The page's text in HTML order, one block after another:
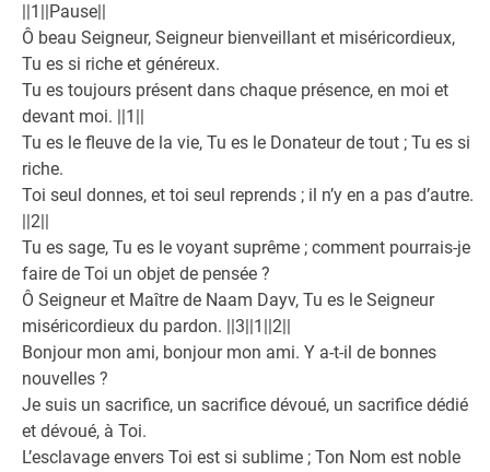
||1||Pause||
Ô beau Seigneur, Seigneur bienveillant et miséricordieux,
Tu es si riche et généreux.
Tu es toujours présent dans chaque présence, en moi et
devant moi. ||1||
Tu es le fleuve de la vie, Tu es le Donateur de tout ; Tu es si
riche.
Toi seul donnes, et toi seul reprends ; il n’y en a pas d’autre.
||2||
Tu es sage, Tu es le voyant suprême ; comment pourrais-je
faire de Toi un objet de pensée ?
Ô Seigneur et Maître de Naam Dayv, Tu es le Seigneur
miséricordieux du pardon. ||3||1||2||
Bonjour mon ami, bonjour mon ami. Y a-t-il de bonnes
nouvelles ?
Je suis un sacrifice, un sacrifice dévoué, un sacrifice dédié
et dévoué, à Toi.
L’esclavage envers Toi est si sublime ; Ton Nom est noble